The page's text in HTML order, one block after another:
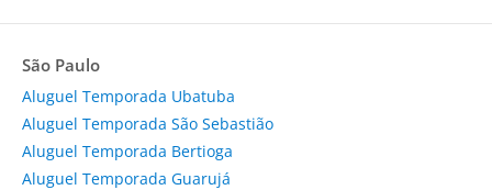
São Paulo
Aluguel Temporada Ubatuba
Aluguel Temporada São Sebastião
Aluguel Temporada Bertioga
Aluguel Temporada Guarujá